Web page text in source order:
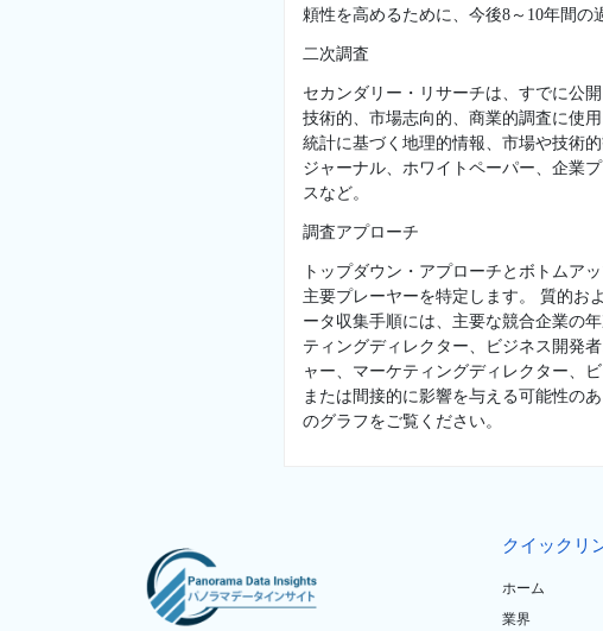
頼性を高めるために、今後8～10年間の
二次調査
セカンダリー・リサーチは、すでに公
技術的、市場志向的、商業的調査に使
統計に基づく地理的情報、市場や技術
ジャーナル、ホワイトペーパー、企業
スなど。
調査アプローチ
トップダウン・アプローチとボトムア
主要プレーヤーを特定します。 質的お
ータ収集手順には、主要な競合企業の
ティングディレクター、ビジネス開発
ャー、マーケティングディレクター、
または間接的に影響を与える可能性の
のグラフをご覧ください。
クイックリ
ホーム
業界